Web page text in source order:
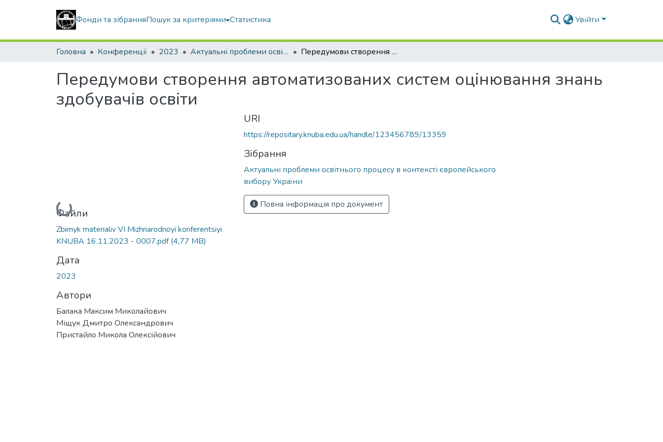
Фонди та зібранняПошук за критеріями Статистика Увійти
Головна Конференції 2023 Актуальні проблеми освітнього процесу в контексті європейського вибору України Передумови створення автоматизованих систем оцінювання знань здобувачів освіти
Передумови створення автоматизованих систем оцінювання знань
здобувачів освіти
Вантажиться...
Файли
Zbirnyk materialiv VI Mizhnarodnoyi konferentsiyi
KNUBA 16.11.2023 - 0007.pdf(4,77 MB)
Дата
2023
Автори
Балака Максим Миколайович
Міщук Дмитро Олександрович
Пристайло Микола Олексійович
URI
https://repositary.knuba.edu.ua/handle/123456789/13359
Зібрання
Актуальні проблеми освітнього процесу в контексті європейського
вибору України
Повна інформація про документ